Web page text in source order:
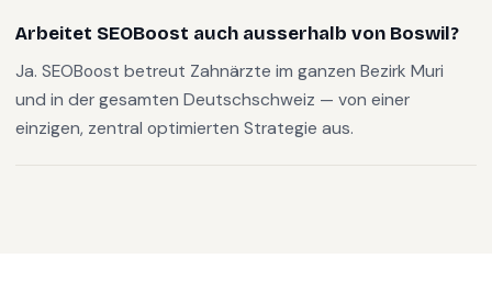
Arbeitet SEOBoost auch ausserhalb von Boswil?
Ja. SEOBoost betreut Zahnärzte im ganzen Bezirk Muri
und in der gesamten Deutschschweiz — von einer
einzigen, zentral optimierten Strategie aus.